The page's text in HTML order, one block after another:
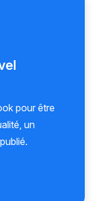
pour être
un